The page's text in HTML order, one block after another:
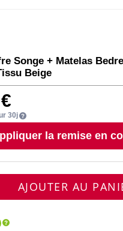
Songe + Matelas
Beige
30j
la remise en
AJOUTER AU